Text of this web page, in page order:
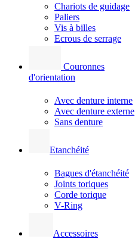
Chariots de guidage
Paliers
Vis à billes
Ecrous de serrage
Couronnes
d'orientation
Avec denture interne
Avec denture externe
Sans denture
Etanchéité
Bagues d'étanchéité
Joints toriques
Corde torique
V-Ring
Accessoires